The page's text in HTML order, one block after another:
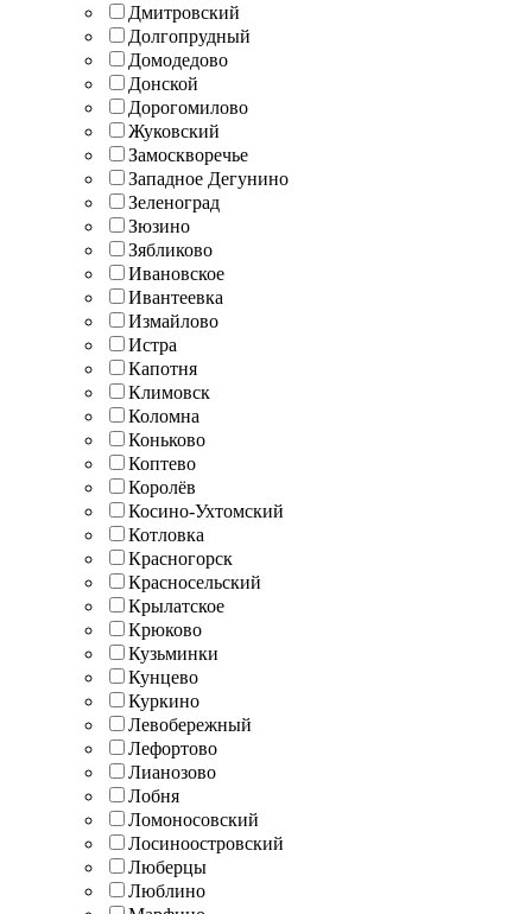
Дмитровский
Долгопрудный
Домодедово
Донской
Дорогомилово
Жуковский
Замоскворечье
Западное Дегунино
Зеленоград
Зюзино
Зябликово
Ивановское
Ивантеевка
Измайлово
Истра
Капотня
Климовск
Коломна
Коньково
Коптево
Королёв
Косино-Ухтомский
Котловка
Красногорск
Красносельский
Крылатское
Крюково
Кузьминки
Кунцево
Куркино
Левобережный
Лефортово
Лианозово
Лобня
Ломоносовский
Лосиноостровский
Люберцы
Люблино